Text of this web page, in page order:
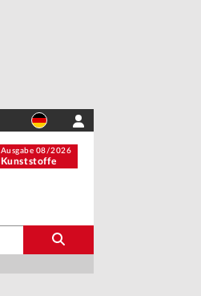
Ausgabe 08/2026
Kunststoffe